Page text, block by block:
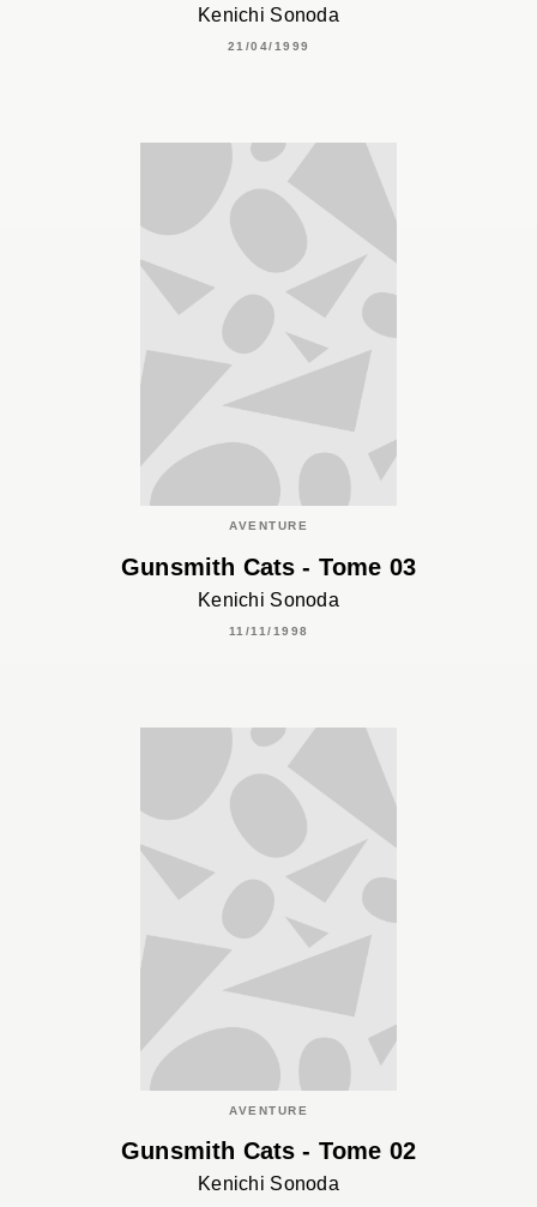
Kenichi Sonoda
21/04/1999
AVENTURE
Gunsmith Cats - Tome 03
Kenichi Sonoda
11/11/1998
AVENTURE
Gunsmith Cats - Tome 02
Kenichi Sonoda